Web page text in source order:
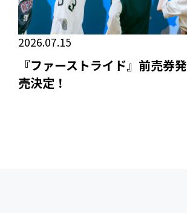
2026.07.15
『ファーストライド』前売券発
売決定！